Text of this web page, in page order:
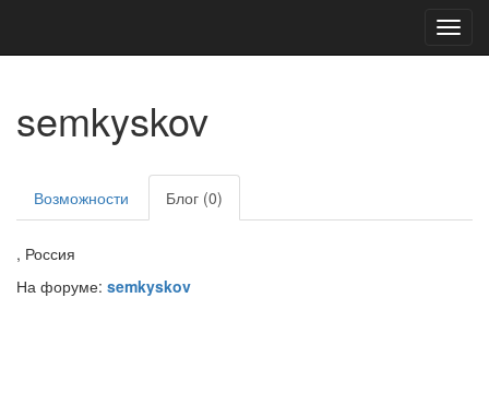
semkyskov
Возможности Блог (0)
, Россия
На форуме: semkyskov